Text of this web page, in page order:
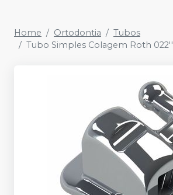
Home Ortodontia
Tubos
Tubo Simples Colagem Roth 022''